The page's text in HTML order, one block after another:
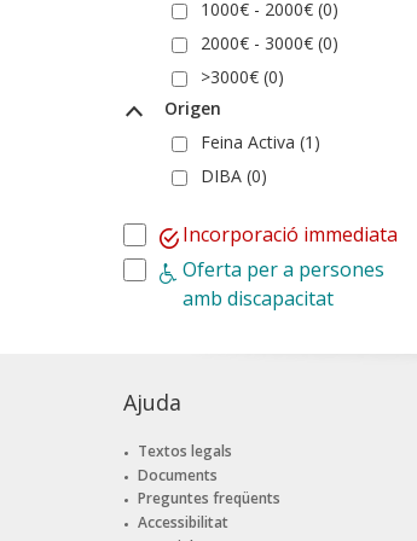
1000€ - 2000€ (0)
2000€ - 3000€ (0)
>3000€ (0)
Origen
Feina Activa (1)
DIBA (0)
Incorporació immediata
Oferta per a persones
amb discapacitat
Ajuda
Textos legals
Documents
Preguntes freqüents
Accessibilitat